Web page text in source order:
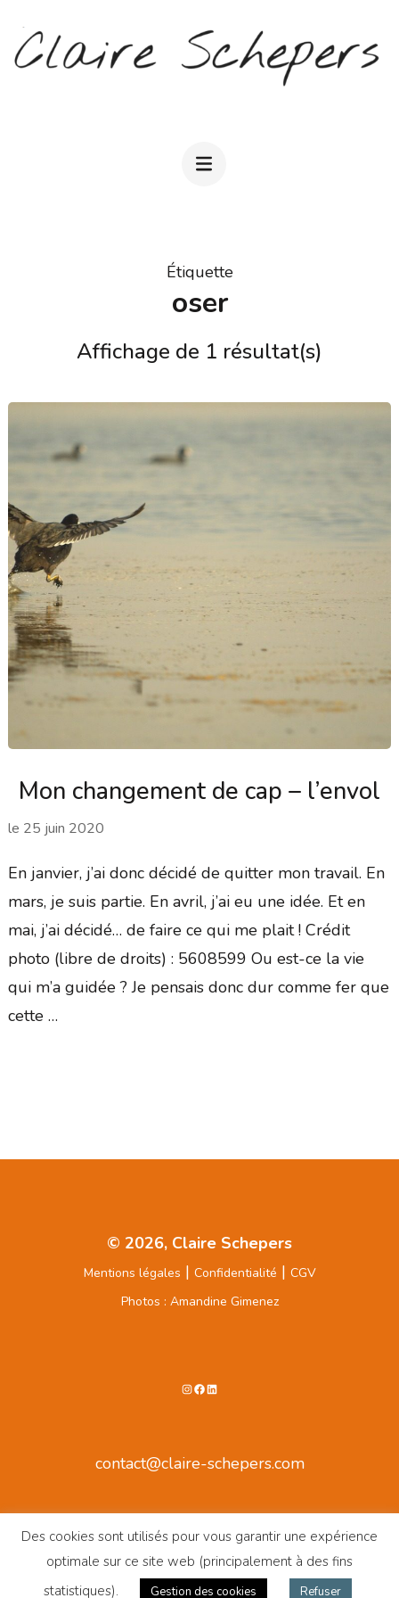
contenu
Étiquette
oser
Affichage de 1 résultat(s)
Mon changement de cap – l’envol
le 25 juin 2020
En janvier, j’ai donc décidé de quitter mon travail. En
mars, je suis partie. En avril, j’ai eu une idée. Et en
mai, j’ai décidé… de faire ce qui me plait ! Crédit
photo (libre de droits) : 5608599 Ou est-ce la vie
qui m’a guidée ? Je pensais donc dur comme fer que
cette …
© 2026, Claire Schepers
Mentions légales | Confidentialité | CGV
Photos : Amandine Gimenez
Instagram
Facebook
LinkedIn
contact@claire-schepers.com
Des cookies sont utilisés pour vous garantir une expérience
optimale sur ce site web (principalement à des fins
statistiques).
Gestion des cookies Refuser